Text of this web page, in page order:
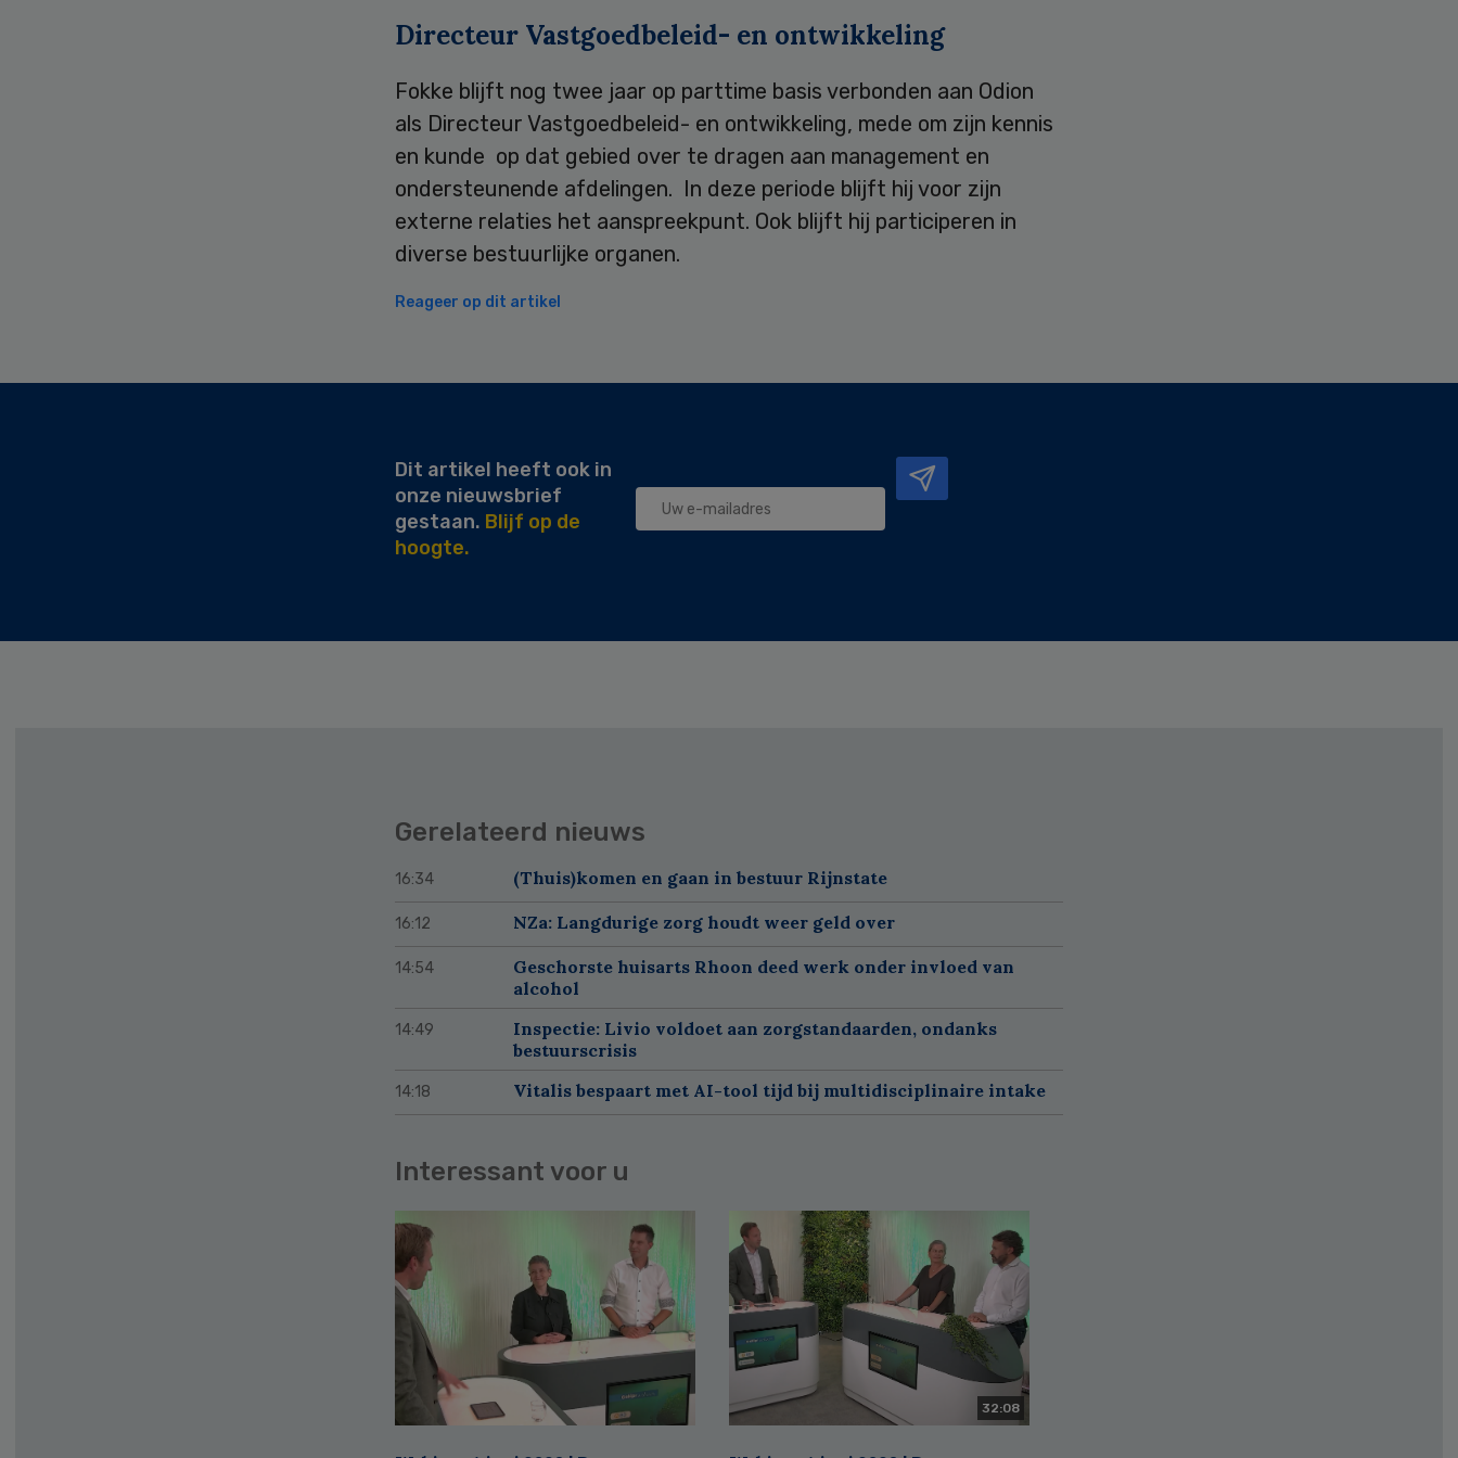
Directeur Vastgoedbeleid- en ontwikkeling
Fokke blijft nog twee jaar op parttime basis verbonden aan Odion
als Directeur Vastgoedbeleid- en ontwikkeling, mede om zijn kennis
en kunde op dat gebied over te dragen aan management en
ondersteunende afdelingen. In deze periode blijft hij voor zijn
externe relaties het aanspreekpunt. Ook blijft hij participeren in
diverse bestuurlijke organen.
Reageer op dit artikel
Dit artikel heeft ook in
onze nieuwsbrief
gestaan. Blijf op de
hoogte.
Gerelateerd nieuws
16:34 (Thuis)komen en gaan in bestuur Rijnstate
16:12 NZa: Langdurige zorg houdt weer geld over
14:54
Geschorste huisarts Rhoon deed werk onder invloed van
alcohol
14:49
Inspectie: Livio voldoet aan zorgstandaarden, ondanks
bestuurscrisis
14:18 Vitalis bespaart met AI-tool tijd bij multidisciplinaire intake
Interessant voor u
32:08